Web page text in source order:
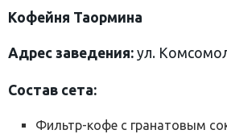
Кофейня Таормина
Адрес заведения: ул.
Состав сета:
Фильтр-кофе с гранатовым